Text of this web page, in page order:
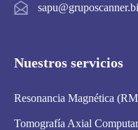
Nuestros servicios
Resonancia Magnética
Tomografía Axial